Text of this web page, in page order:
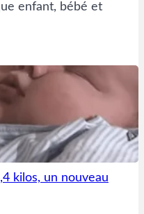
enfant, bébé et
kilos, un nouveau